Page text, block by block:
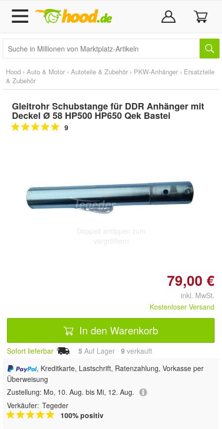
Hood › Auto & Motor › Autoteile & Zubehör › PKW-Anhänger › Ersatzteile
& Zubehör
Gleitrohr Schubstange für DDR Anhänger mit
Deckel Ø 58 HP500 HP650 Qek Bastei
9
Doppelt antippen zum
vergrößern
79,00 €
inkl. MwSt.
Kostenloser Versand
In den Warenkorb
Sofort lieferbar 5 Auf Lager 9 verkauft
, Kreditkarte, Lastschrift, Ratenzahlung, Vorkasse per
Überweisung
Zustellung: Mo, 10. Aug. bis Mi, 12. Aug.
Verkäufer: Tegeder
100% positiv